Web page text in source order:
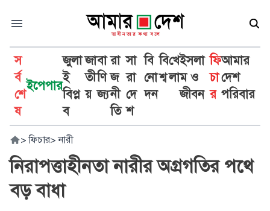
স
র্ব
শে
ষ
ইপেপার
জুলা
ই
বিপ্ল
ব
জা
তী
য়
বা
ণি
জ্য
রা
জ
নী
তি
সা
রা
দে
শ
বি
নো
দন
বি
শ্ব
খে
লা
ইসলা
ম ও
জীবন
ফি
চা
র
আমার
দেশ
পরিবার
> ফিচার> নারী
নিরাপত্তাহীনতা নারীর অগ্রগতির পথে
বড় বাধা